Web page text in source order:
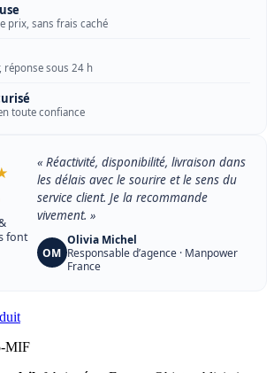
prix, sans frais caché
réponse sous 24 h
toute confiance
font
« Réactivité, disponibilité, livraison dans
les délais avec le sourire et le sens du
service client. Je la recommande
vivement. »
OM
Olivia Michel
Responsable d’agence · Manpower
France
MIF